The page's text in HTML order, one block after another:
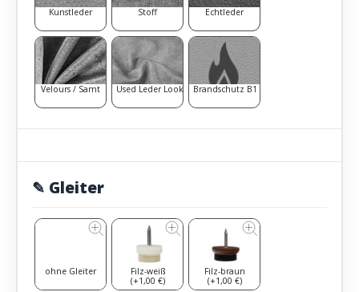
Kunstleder Stoff Echtleder
Velours / Samt Used Leder Look Brandschutz B1
✎ Gleiter
ohne Gleiter
Filz-weiß
(+1,00 €)
Filz-braun
(+1,00 €)